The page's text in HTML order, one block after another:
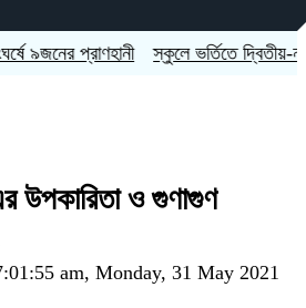
প্রাণহানী স্কুলে ভর্তিতে দ্বিতীয়-নবমে
উপকারিতা ও গুণাগুণ
am, Monday, 31 May 2021